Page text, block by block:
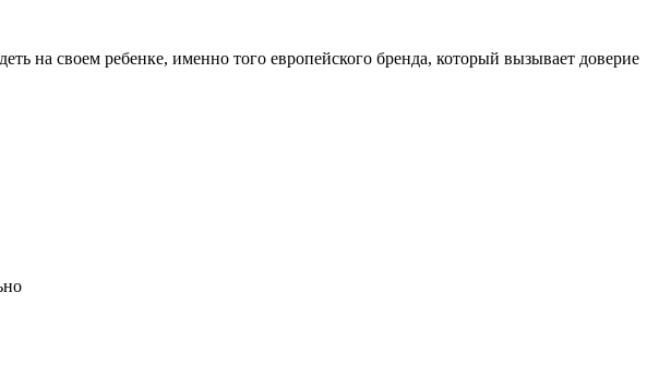
на своем ребенке, именно того европейского бренда, который вызывает доверие